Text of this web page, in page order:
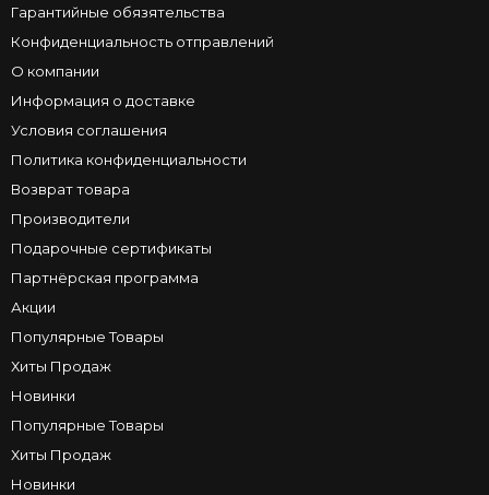
Гарантийные обязятельства
Конфиденциальность отправлений
О компании
Информация о доставке
Условия соглашения
Политика конфиденциальности
Возврат товара
Производители
Подарочные сертификаты
Партнёрская программа
Акции
Популярные Товары
Хиты Продаж
Новинки
Популярные Товары
Хиты Продаж
Новинки